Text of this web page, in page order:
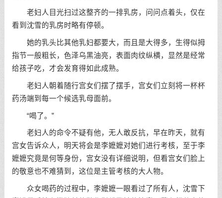
老妇人目光扫过这整齐的一排乳房，问问点着头，仅在
看到沈雪的乳房时略有停顿。
她的乳头比其他乳妇都要大，而且是大得多，生得似拇
指节一般粗长，色泽乌黑油亮，表面肉纹纵横，显然是经常
给孩子吃，才会发育得如此成熟。
老妇人朝着随行宫女们摆了摆手，宫女们立刻将一杯杯
药汤端到每一个候选乳母面前。
“喝了。”
老妇人的命令不疑有他，无人敢反抗，早在昨天，就有
宫女告诉众人，明天将会是李嬷嬷对她们进行考核，至于李
嬷嬷究竟是何等身份，宫女没有详细说明，但看宫女们脸上
的敬意也不难猜到，这位是主管考核的大人物。
众女喝药的过程中，李嬷嬷一眼看过了所有人，沈雪下